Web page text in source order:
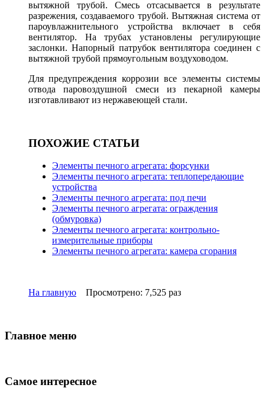
вытяжной трубой. Смесь отсасывается в результате
разрежения, создаваемого трубой. Вытяжная система от
пароувлажнительного устройства включает в себя
вентилятор. На трубах установлены регулирующие
заслонки. Напорный патрубок вентилятора соединен с
вытяжной трубой прямоугольным воздуховодом.
Для предупреждения коррозии все элементы системы
отвода паровоздушной смеси из пекарной камеры
изготавливают из нержавеющей стали.
ПОХОЖИЕ СТАТЬИ
Элементы печного агрегата: форсунки
Элементы печного агрегата: теплопередающие
устройства
Элементы печного агрегата: под печи
Элементы печного агрегата: ограждения
(обмуровка)
Элементы печного агрегата: контрольно-
измерительные приборы
Элементы печного агрегата: камера сгорания
На главную Просмотрено: 7,525 раз
Главное меню
Самое интересное